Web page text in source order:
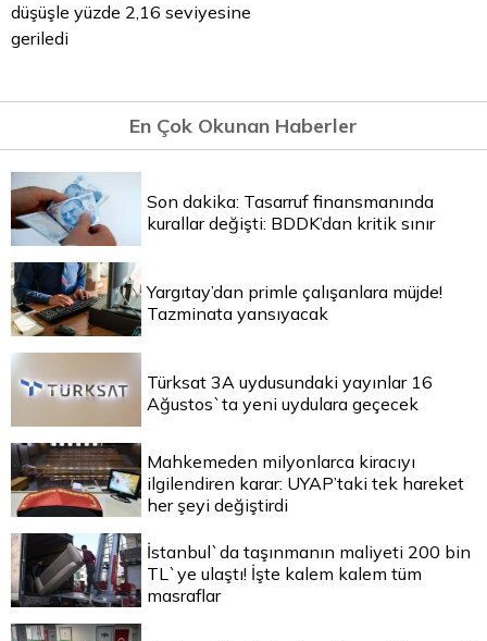
düşüşle yüzde 2,16 seviyesine
geriledi
En Çok Okunan Haberler
Son dakika: Tasarruf finansmanında
kurallar değişti: BDDK’dan kritik sınır
Yargıtay’dan primle çalışanlara müjde!
Tazminata yansıyacak
Türksat 3A uydusundaki yayınlar 16
Ağustos`ta yeni uydulara geçecek
Mahkemeden milyonlarca kiracıyı
ilgilendiren karar: UYAP’taki tek hareket
her şeyi değiştirdi
İstanbul`da taşınmanın maliyeti 200 bin
TL`ye ulaştı! İşte kalem kalem tüm
masraflar